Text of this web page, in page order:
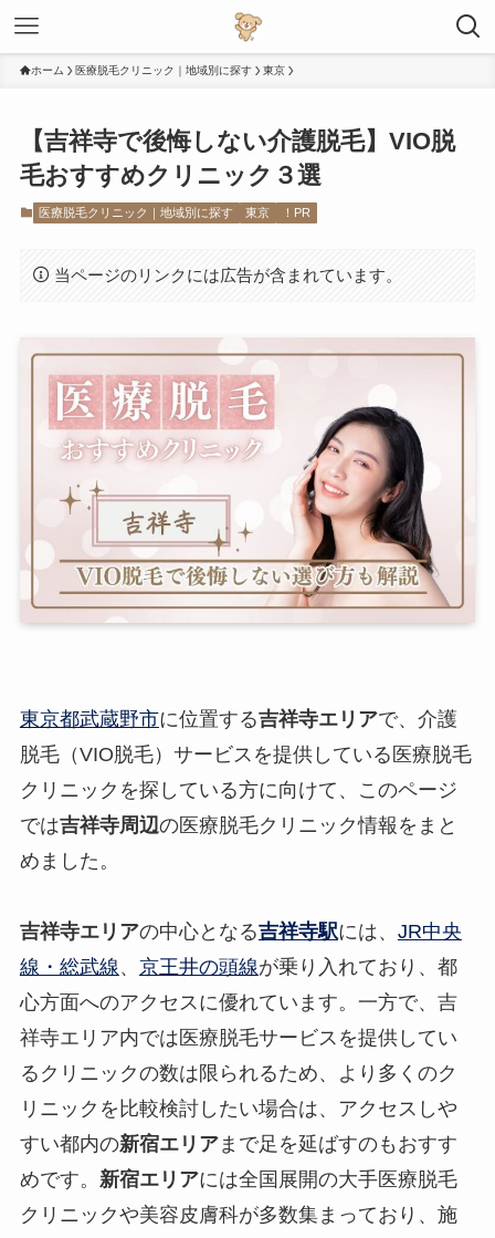
ホーム 医療脱毛クリニック｜地域別に探す 東京
【吉祥寺で後悔しない介護脱毛】VIO脱
毛おすすめクリニック３選
医療脱毛クリニック｜地域別に探す 東京 ！PR
当ページのリンクには広告が含まれています。
東京都武蔵野市に位置する吉祥寺エリアで、介護
脱毛（VIO脱毛）サービスを提供している医療脱毛
クリニックを探している方に向けて、このページ
では吉祥寺周辺の医療脱毛クリニック情報をまと
めました。
吉祥寺エリアの中心となる吉祥寺駅には、 JR中央
線・総武線、 京王井の頭線が乗り入れており、都
心方面へのアクセスに優れています。一方で、吉
祥寺エリア内では医療脱毛サービスを提供してい
るクリニックの数は限られるため、より多くのク
リニックを比較検討したい場合は、アクセスしや
すい都内の新宿エリアまで足を延ばすのもおすす
めです。 新宿エリアには全国展開の大手医療脱毛
クリニックや美容皮膚科が多数集まっており、施